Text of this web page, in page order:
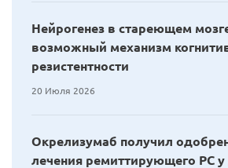
Нейрогенез в стареющем
возможный механизм
резистентности
20 Июля 2026
Окрелизумаб получил
лечения ремиттирующего РС у